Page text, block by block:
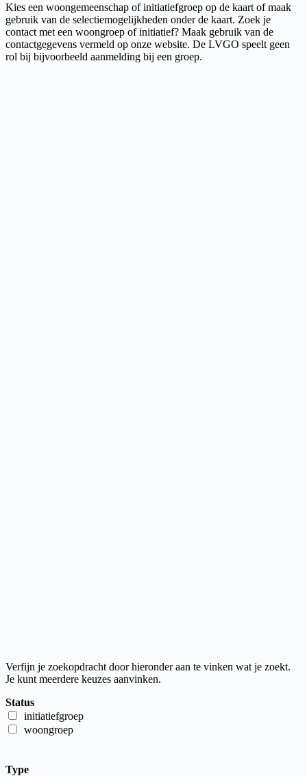
Kies een woongemeenschap of initiatiefgroep op de kaart of maak
gebruik van de selectiemogelijkheden onder de kaart. Zoek je
contact met een woongroep of initiatief? Maak gebruik van de
contactgegevens vermeld op onze website. De LVGO speelt geen
rol bij bijvoorbeeld aanmelding bij een groep.
Verfijn je zoekopdracht door hieronder aan te vinken wat je zoekt.
Je kunt meerdere keuzes aanvinken.
Status
initiatiefgroep
woongroep
Type